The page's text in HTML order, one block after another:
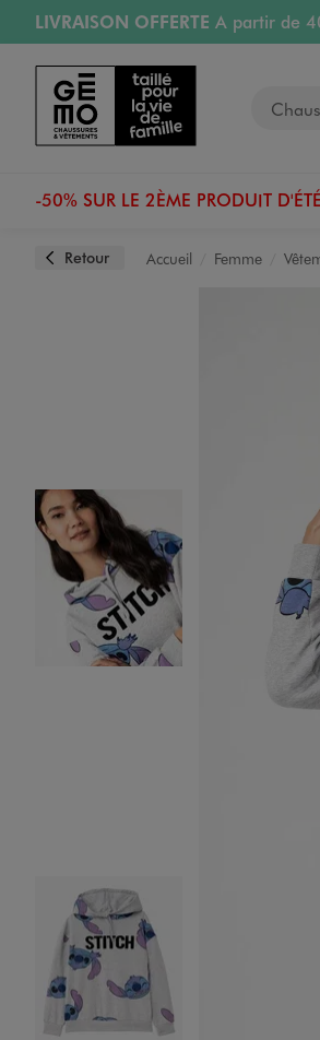
Aller au contenu principal
Aller à la navigation
LIVRAISON OFFERTE A partir de
RETRAIT ET LIVRAISON OFFERTE
RÉSERVATION GRATUITE
4h en
Retours OFFERTSpendant 30 jours
-50% SUR LE 2ÈME PRODUIT
Retour Accueil Femme
Image 2 sur 5